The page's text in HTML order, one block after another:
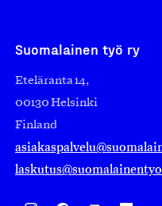
Suomalainen työ ry
Eteläranta 14,
00130 Helsinki
Finland